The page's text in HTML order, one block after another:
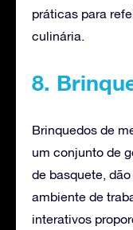
práticas para
culinária.
8.
Brinquedos de
um conjunto de
de basquete,
ambiente de
interativos